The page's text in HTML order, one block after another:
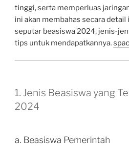
tinggi, serta memperluas
ini akan membahas secara
seputar beasiswa 2024, jenis-
tips untuk mendapatkannya.
1. Jenis Beasiswa yang
2024
a. Beasiswa Pemerintah